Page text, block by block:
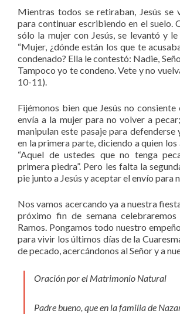
Mientras todos se retiraban, Jesús se
para continuar escribiendo en el suelo.
sólo la mujer con Jesús, se levantó y
“Mujer, ¿dónde están los que te
condenado? Ella le contestó: Nadie,
Tampoco yo te condeno. Vete y no
10-11).
Fijémonos bien que Jesús no consiente
envía a la mujer para no volver a
manipulan este pasaje para defenderse
en la primera parte, diciendo a quien
“Aquel de ustedes que no tenga
primera piedra”. Pero les falta la
pie junto a Jesús y aceptar el envío para
Nos vamos acercando ya a nuestra
próximo fin de semana
Ramos. Pongamos todo nuestro
para vivir los últimos días de la
de pecado, acercándonos al Señor y a
Oración por el Matrimonio Natural
Padre bueno, que en la familia de